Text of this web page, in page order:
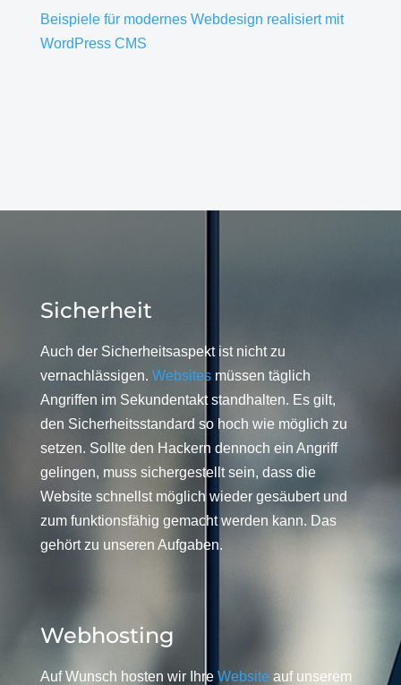
Beispiele für modernes Webdesign realisiert mit
WordPress CMS
Sicherheit
Auch der Sicherheitsaspekt ist nicht zu
vernachlässigen. Websitesmüssen täglich
Angriffen im Sekundentakt standhalten. Es gilt,
den Sicherheitsstandard so hoch wie möglich zu
setzen. Sollte den Hackern dennoch ein Angriff
gelingen, muss sichergestellt sein, dass die
Website schnellst möglich wieder gesäubert und
zum funktionsfähig gemacht werden kann. Das
gehört zu unseren Aufgaben.
Webhosting
Auf Wunsch hosten wir Ihre Website auf unserem